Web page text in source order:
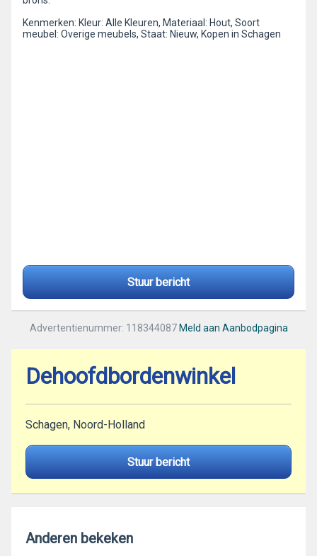
Kenmerken: Kleur: Alle Kleuren, Materiaal: Hout, Soort
meubel: Overige meubels, Staat: Nieuw, Kopen in Schagen
Stuur bericht
Advertentienummer: 118344087 Meld aan Aanbodpagina
Dehoofdbordenwinkel
Schagen, Noord-Holland
Stuur bericht
Anderen bekeken